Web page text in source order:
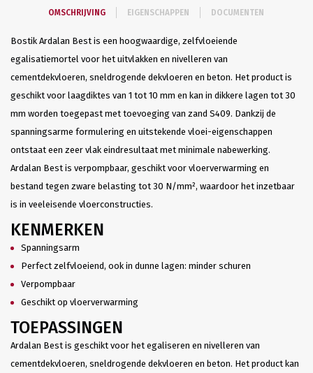
OMSCHRIJVING EIGENSCHAPPEN DOCUMENTEN
Bostik Ardalan Best is een hoogwaardige, zelfvloeiende
egalisatiemortel voor het uitvlakken en nivelleren van
cementdekvloeren, sneldrogende dekvloeren en beton. Het product is
geschikt voor laagdiktes van 1 tot 10 mm en kan in dikkere lagen tot 30
mm worden toegepast met toevoeging van zand S409. Dankzij de
spanningsarme formulering en uitstekende vloei-eigenschappen
ontstaat een zeer vlak eindresultaat met minimale nabewerking.
Ardalan Best is verpompbaar, geschikt voor vloerverwarming en
bestand tegen zware belasting tot 30 N/mm², waardoor het inzetbaar
is in veeleisende vloerconstructies.
KENMERKEN
Spanningsarm
Perfect zelfvloeiend, ook in dunne lagen: minder schuren
Verpompbaar
Geschikt op vloerverwarming
TOEPASSINGEN
Ardalan Best is geschikt voor het egaliseren en nivelleren van
cementdekvloeren, sneldrogende dekvloeren en beton. Het product kan